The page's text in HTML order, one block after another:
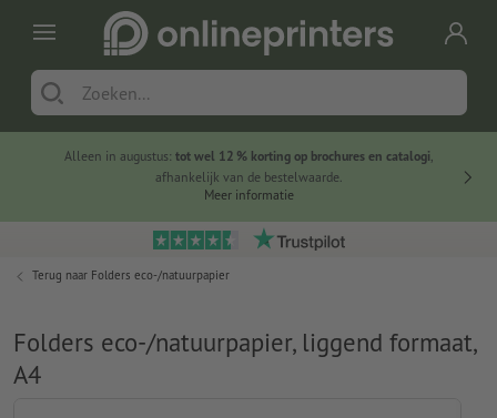
Alleen in augustus: tot wel 12 % korting op brochures en catalogi,
afhankelijk van de bestelwaarde.
Meer informatie
Terug naar Folders eco-/natuurpapier
Folders eco-/natuurpapier, liggend formaat,
A4